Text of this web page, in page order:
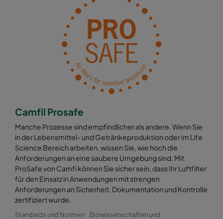
Camfil Prosafe
Manche Prozesse sind empfindlicher als andere. Wenn Sie
in der Lebensmittel- und Getränkeproduktion oder im Life
Science Bereich arbeiten, wissen Sie, wie hoch die
Anforderungen an eine saubere Umgebung sind. Mit
ProSafe von Camfi können Sie sicher sein, dass Ihr Luftfilter
für den Einsatz in Anwendungen mit strengen
Anforderungen an Sicherheit, Dokumentation und Kontrolle
zertifiziert wurde.
Standards und Normen
Biowissenschaften und